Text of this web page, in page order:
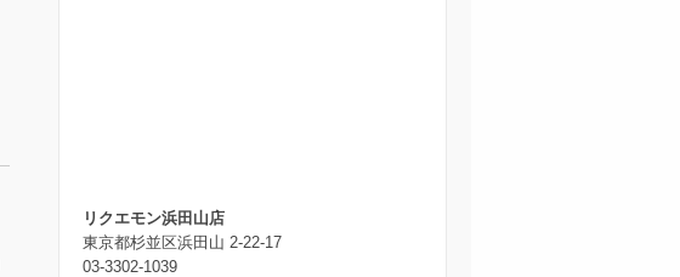
リクエモン浜田山店
東京都杉並区浜田山 2-22-17
03-3302-1039